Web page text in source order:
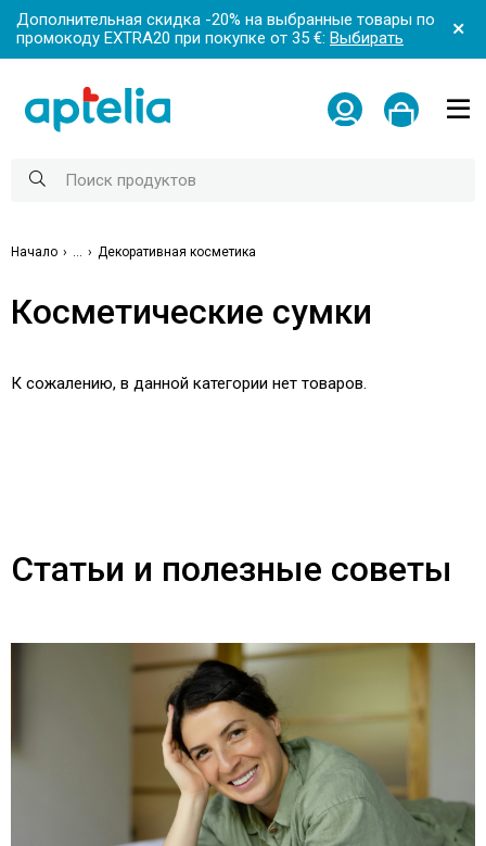
Дополнительная скидка -20% на выбранные товары по
промокоду EXTRA20 при покупке от 35 €: Выбирать
Начало Декоративная косметика
Косметические сумки
К сожалению, в данной категории нет товаров.
Статьи и полезные советы